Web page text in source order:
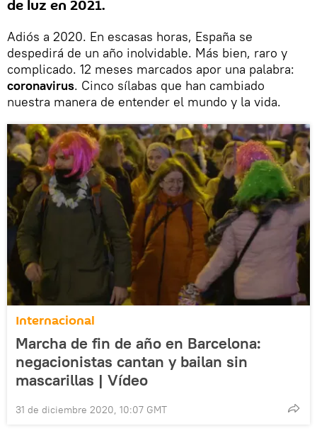
de luz en 2021.
Adiós a 2020. En escasas horas, España se
despedirá de un año inolvidable. Más bien, raro y
complicado. 12 meses marcados apor una palabra:
coronavirus. Cinco sílabas que han cambiado
nuestra manera de entender el mundo y la vida.
Internacional
Marcha de fin de año en Barcelona:
negacionistas cantan y bailan sin
mascarillas | Vídeo
31 de diciembre 2020, 10:07 GMT